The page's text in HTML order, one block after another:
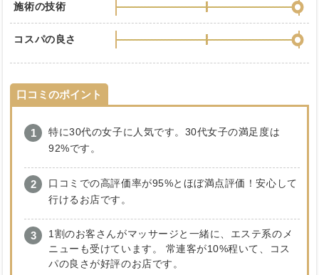
施術の技術
コスパの良さ
口コミのポイント
特に30代の女子に人気です。30代女子の満足度は
92%です。
口コミでの高評価率が95%とほぼ満点評価！安心して
行けるお店です。
1割のお客さんがマッサージと一緒に、エステ系のメ
ニューも受けています。 常連客が10%程いて、コス
パの良さが好評のお店です。